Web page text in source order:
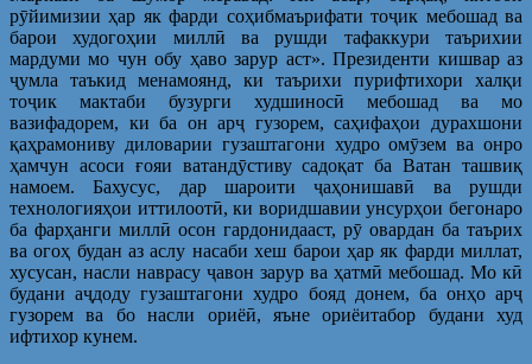
рӯйимизии ҳар як фарди соҳибмаърифати тоҷик мебошад ва
барои худогоҳии миллӣ ва рушди тафаккури таърихии
мардуми мо чун обу ҳаво зарур аст». Президенти кишвар аз
ҷумла таъкид менамоянд, ки таърихи пурифтихори халқи
тоҷик мактаби бузурги худшиносӣ мебошад ва мо
вазифадорем, ки ба он арҷ гузорем, саҳифаҳои дурахшони
қаҳрамониву диловарии гузаштагони худро омӯзем ва онро
ҳамчун асоси ғояи ватандӯстиву садоқат ба Ватан ташвиқ
намоем. Бахусус, дар шароити ҷаҳонишавӣ ва рушди
технологияҳои иттилоотӣ, ки воридшавии унсурҳои бегонаро
ба фарҳанги миллӣ осон гардонидааст, рӯ овардан ба таърих
ва огоҳ будан аз аслу насаби хеш барои ҳар як фарди миллат,
хусусан, насли наврасу ҷавон зарур ва ҳатмӣ мебошад. Мо кӣ
будани аҷдоду гузаштагони худро бояд донем, ба онҳо арҷ
гузорем ва бо насли ориёӣ, яъне ориёитабор будани худ
ифтихор кунем.